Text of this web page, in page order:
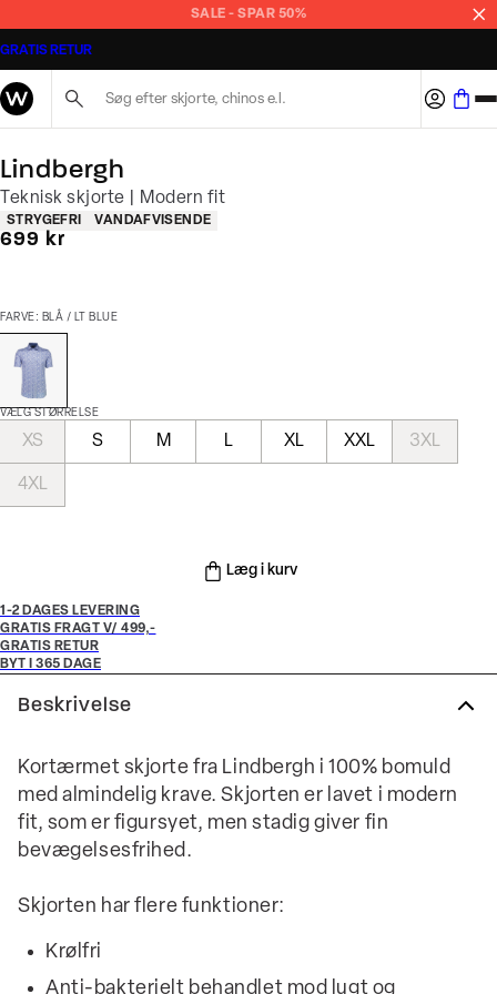
SALE - SPAR 50%
GRATIS RETUR
Lindbergh
Teknisk skjorte | Modern fit
Produkt egenskaber
STRYGEFRI VANDAFVISENDE
I alt (inkl. rabat)
699 kr
FARVE: BLÅ / LT BLUE
VÆLG STØRRELSE
XS S M L XL XXL 3XL
4XL
Læg i kurv
1-2 DAGES LEVERING
GRATIS FRAGT V/ 499,-
GRATIS RETUR
BYT I 365 DAGE
Beskrivelse
Kortærmet skjorte fra Lindbergh i 100% bomuld
med almindelig krave. Skjorten er lavet i modern
fit, som er figursyet, men stadig giver fin
bevægelsesfrihed.
Skjorten har flere funktioner:
Krølfri
Anti-bakterielt behandlet mod lugt og